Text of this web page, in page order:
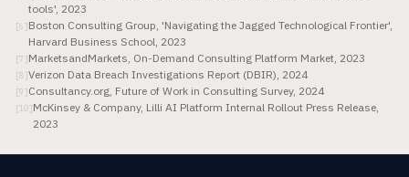
tools', 2023
[6 ]Boston Consulting Group, 'Navigating the Jagged Technological Frontier',
Harvard Business School, 2023
[7 ]MarketsandMarkets, On-Demand Consulting Platform Market, 2023
[8]Verizon Data Breach Investigations Report (DBIR), 2024
[9 ]Consultancy.org, Future of Work in Consulting Survey, 2024
[10]McKinsey & Company, Lilli AI Platform Internal Rollout Press Release,
2023